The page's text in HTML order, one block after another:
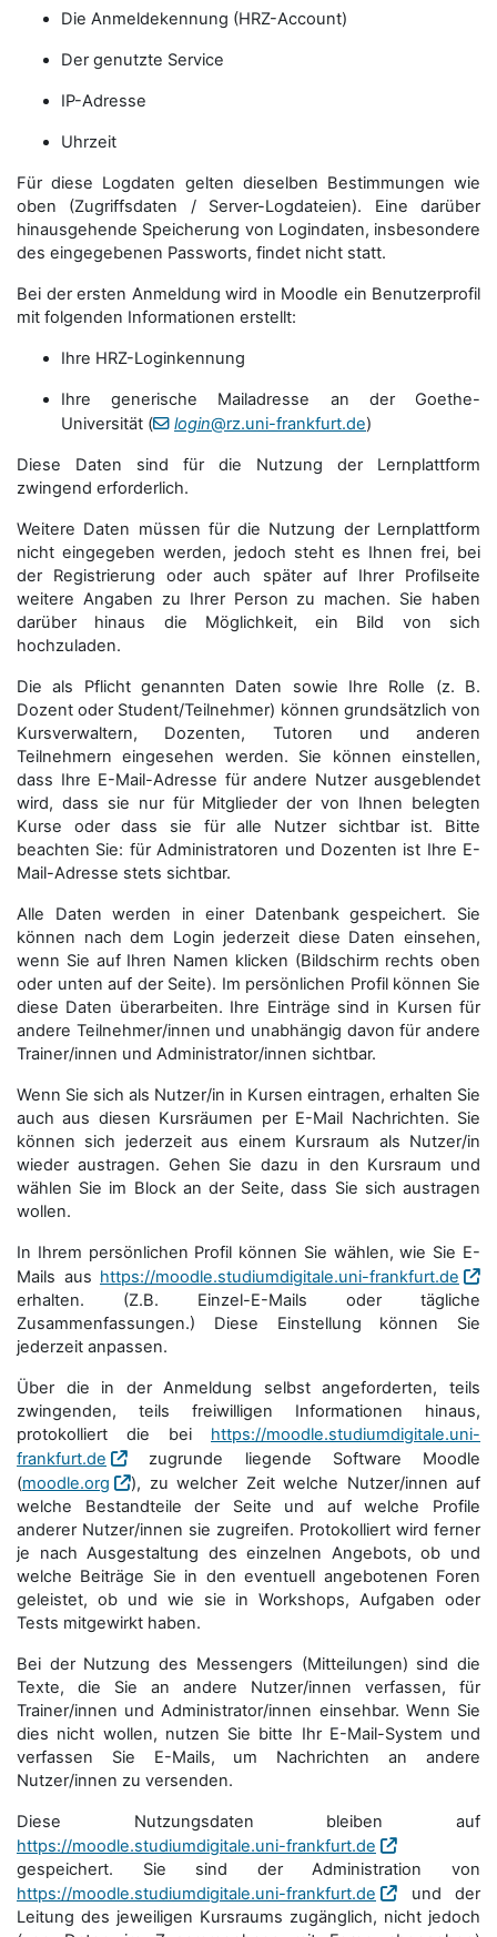
Die Anmeldekennung (HRZ-Account)
Der genutzte Service
IP-Adresse
Uhrzeit
Für diese Logdaten gelten dieselben Bestimmungen wie
oben (Zugriffsdaten / Server-Logdateien). Eine darüber
hinausgehende Speicherung von Logindaten, insbesondere
des eingegebenen Passworts, findet nicht statt.
Bei der ersten Anmeldung wird in Moodle ein Benutzerprofil
mit folgenden Informationen erstellt:
Ihre HRZ-Loginkennung
Ihre generische Mailadresse an der Goethe-
Universität (
login@rz.uni-frankfurt.de)
Diese Daten sind für die Nutzung der Lernplattform
zwingend erforderlich.
Weitere Daten müssen für die Nutzung der Lernplattform
nicht eingegeben werden, jedoch steht es Ihnen frei, bei
der Registrierung oder auch später auf Ihrer Profilseite
weitere Angaben zu Ihrer Person zu machen. Sie haben
darüber hinaus die Möglichkeit, ein Bild von sich
hochzuladen.
Die als Pflicht genannten Daten sowie Ihre Rolle (z. B.
Dozent oder Student/Teilnehmer) können grundsätzlich von
Kursverwaltern, Dozenten, Tutoren und anderen
Teilnehmern eingesehen werden. Sie können einstellen,
dass Ihre E-Mail-Adresse für andere Nutzer ausgeblendet
wird, dass sie nur für Mitglieder der von Ihnen belegten
Kurse oder dass sie für alle Nutzer sichtbar ist. Bitte
beachten Sie: für Administratoren und Dozenten ist Ihre E-
Mail-Adresse stets sichtbar.
Alle Daten werden in einer Datenbank gespeichert. Sie
können nach dem Login jederzeit diese Daten einsehen,
wenn Sie auf Ihren Namen klicken (Bildschirm rechts oben
oder unten auf der Seite). Im persönlichen Profil können Sie
diese Daten überarbeiten. Ihre Einträge sind in Kursen für
andere Teilnehmer/innen und unabhängig davon für andere
Trainer/innen und Administrator/innen sichtbar.
Wenn Sie sich als Nutzer/in in Kursen eintragen, erhalten Sie
auch aus diesen Kursräumen per E-Mail Nachrichten. Sie
können sich jederzeit aus einem Kursraum als Nutzer/in
wieder austragen. Gehen Sie dazu in den Kursraum und
wählen Sie im Block an der Seite, dass Sie sich austragen
wollen.
In Ihrem persönlichen Profil können Sie wählen, wie Sie E-
Mails aus https://moodle.studiumdigitale.uni-frankfurt.de
erhalten. (Z.B. Einzel-E-Mails oder tägliche
Zusammenfassungen.) Diese Einstellung können Sie
jederzeit anpassen.
Über die in der Anmeldung selbst angeforderten, teils
zwingenden, teils freiwilligen Informationen hinaus,
protokolliert die bei https://moodle.studiumdigitale.uni-
frankfurt.de
zugrunde liegende Software Moodle
(moodle.org
), zu welcher Zeit welche Nutzer/innen auf
welche Bestandteile der Seite und auf welche Profile
anderer Nutzer/innen sie zugreifen. Protokolliert wird ferner
je nach Ausgestaltung des einzelnen Angebots, ob und
welche Beiträge Sie in den eventuell angebotenen Foren
geleistet, ob und wie sie in Workshops, Aufgaben oder
Tests mitgewirkt haben.
Bei der Nutzung des Messengers (Mitteilungen) sind die
Texte, die Sie an andere Nutzer/innen verfassen, für
Trainer/innen und Administrator/innen einsehbar. Wenn Sie
dies nicht wollen, nutzen Sie bitte Ihr E-Mail-System und
verfassen Sie E-Mails, um Nachrichten an andere
Nutzer/innen zu versenden.
Diese Nutzungsdaten bleiben auf
https://moodle.studiumdigitale.uni-frankfurt.de
gespeichert. Sie sind der Administration von
https://moodle.studiumdigitale.uni-frankfurt.de
und der
Leitung des jeweiligen Kursraums zugänglich, nicht jedoch